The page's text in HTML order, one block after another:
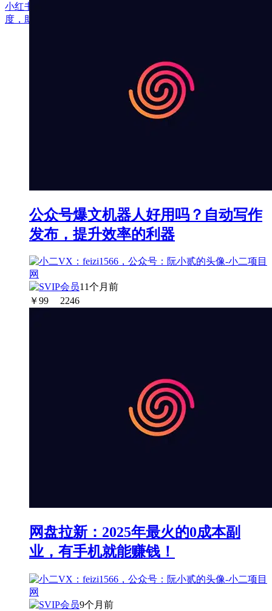
小红书自动评论、点赞、关注，一键自动化插件提升账号活跃
度，助您快速涨粉
公众号爆文机器人好用吗？自动写作
发布，提升效率的利器
11个月前
￥99 2246
网盘拉新：2025年最火的0成本副
业，有手机就能赚钱！
9个月前